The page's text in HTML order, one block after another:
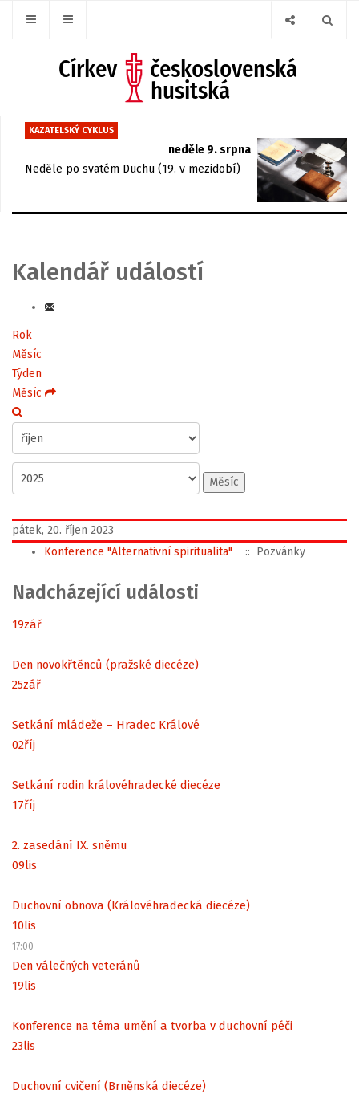
KAZATELSKÝ CYKLUS
neděle 9. srpna
Neděle po svatém Duchu (19. v mezidobí)
Kalendář událostí
Rok
Měsíc
Týden
Měsíc
Měsíc
pátek, 20. říjen 2023
Konference "Alternativní spiritualita"
:: Pozvánky
Nadcházející události
19zář
Den novokřtěnců (pražské diecéze)
25zář
Setkání mládeže – Hradec Králové
02říj
Setkání rodin královéhradecké diecéze
17říj
2. zasedání IX. sněmu
09lis
Duchovní obnova (Královéhradecká diecéze)
10lis
17:00
Den válečných veteránů
19lis
Konference na téma umění a tvorba v duchovní péči
23lis
Duchovní cvičení (Brněnská diecéze)